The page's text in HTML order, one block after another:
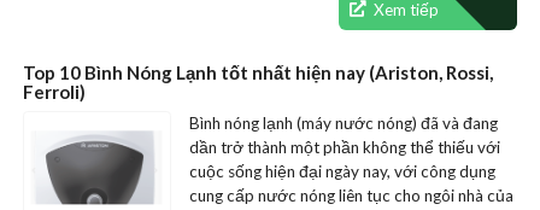
Xem tiếp
Top 10 Bình Nóng Lạnh tốt nhất hiện nay (Ariston, Rossi,
Ferroli)
Bình nóng lạnh (máy nước nóng) đã và đang
dần trở thành một phần không thể thiếu với
cuộc sống hiện đại ngày nay, với công dụng
cung cấp nước nóng liên tục cho ngôi nhà của